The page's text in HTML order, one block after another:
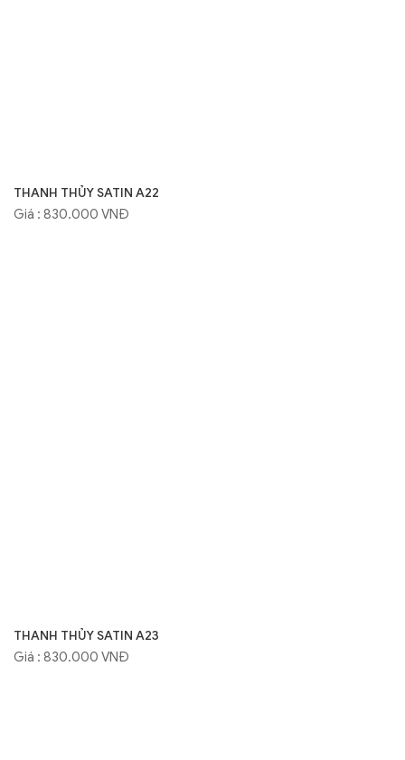
THANH THỦY SATIN A22
Giá : 830.000 VNĐ
THANH THỦY SATIN A23
Giá : 830.000 VNĐ